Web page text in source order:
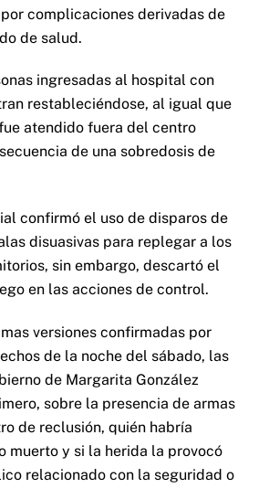
complicaciones derivadas de
de salud.
ingresadas al hospital con
restableciéndose, al igual que
atendido fuera del centro
de una sobredosis de
confirmó el uso de disparos de
disuasivas para replegar a los
sin embargo, descartó el
en las acciones de control.
versiones confirmadas por
de la noche del sábado, las
de Margarita González
sobre la presencia de armas
de reclusión, quién habría
muerto y si la herida la provocó
relacionado con la seguridad o